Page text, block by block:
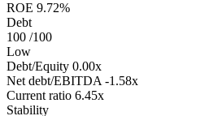
ROE 9.72%
Debt
100 /100
Low
Debt/Equity 0.00x
Net debt/EBITDA -1.58x
Current ratio 6.45x
Stability